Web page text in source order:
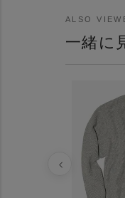
ALSO
一緒に